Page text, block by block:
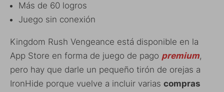
Más de 60 logros
Juego sin conexión
Kingdom Rush Vengeance está disponible en la
App Store en forma de juego de pago premium,
pero hay que darle un pequeño tirón de orejas a
IronHide porque vuelve a incluir varias compras